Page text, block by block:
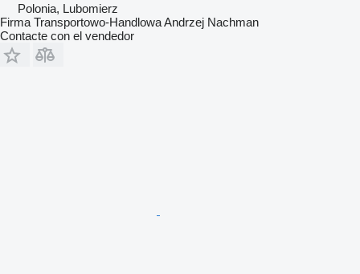
Polonia, Lubomierz
Firma Transportowo-Handlowa Andrzej Nachman
Contacte con el vendedor